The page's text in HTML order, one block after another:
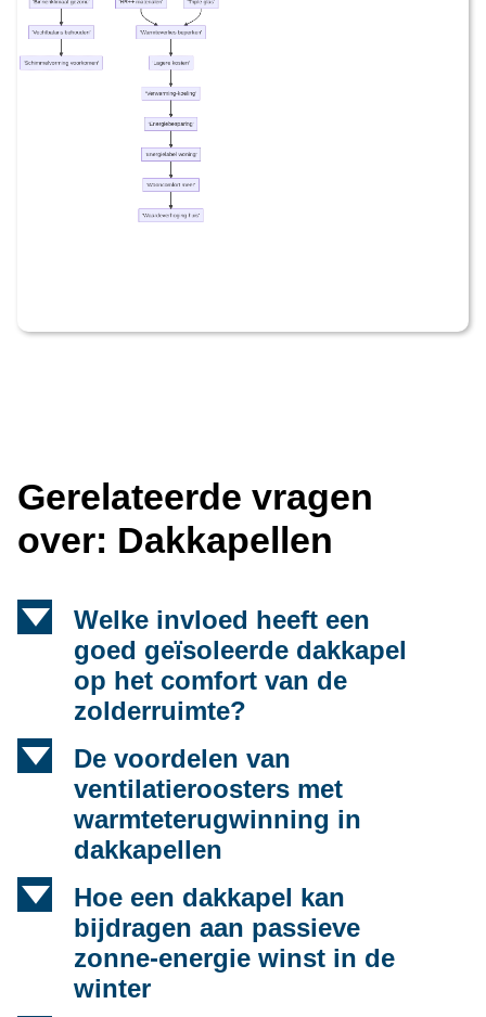
Gerelateerde vragen
over: Dakkapellen
d
Welke invloed heeft een
goed geïsoleerde dakkapel
op het comfort van de
zolderruimte?
d
De voordelen van
ventilatieroosters met
warmteterugwinning in
dakkapellen
d
Hoe een dakkapel kan
bijdragen aan passieve
zonne-energie winst in de
winter